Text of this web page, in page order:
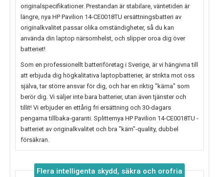
originalspecifikationer. Prestandan är stabilare, väntetiden är
längre, nya HP Pavilion 14-CE0018TU ersättningsbatteri av
originalkvalitet passar olika omständigheter, så du kan
använda din laptop närsomhelst, och slipper oroa dig över
batteriet!
Som en professionellt batteriföretag i Sverige, är vi hängivna till
att erbjuda dig högkalitativa laptopbatterier, är strikta mot oss
själva, tar större ansvar för dig, och har en riktig "kärna" som
berör dig. Vi säljer inte bara batterier, utan även tjänster och
tillit! Vi erbjuder en ettårig fri ersättning och 30-dagars
pengarna tillbaka-garanti. Splitternya HP Pavilion 14-CE0018TU -
batteriet av originalkvalitet och bra "kärn"-quality, dubbel
försäkran.
Flera intelligenta skydd, säkra och orofria